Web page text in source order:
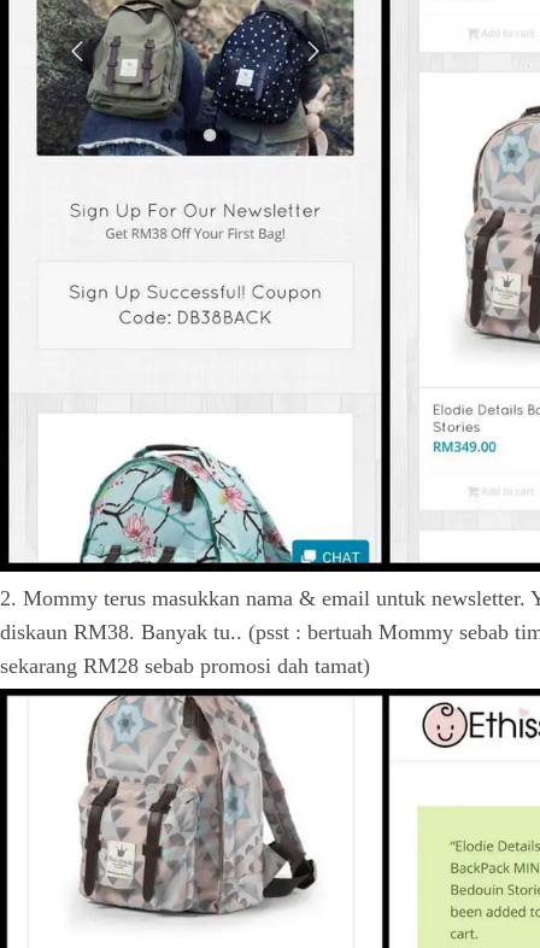
2. Mommy terus masukkan nama & email untuk newsletter.
diskaun RM38. Banyak tu.. (psst : bertuah Mommy sebab
sekarang RM28 sebab promosi dah tamat)